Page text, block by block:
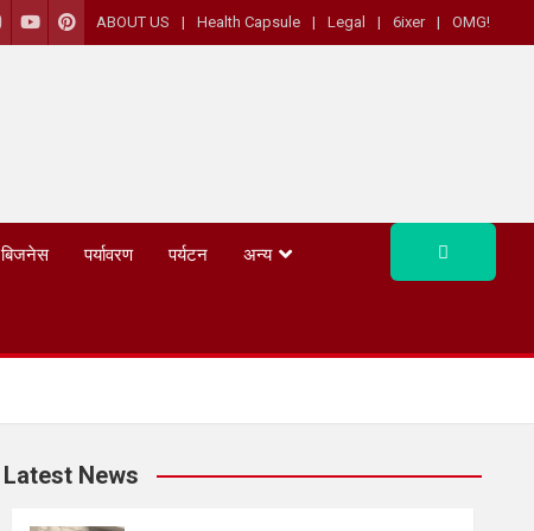
ABOUT US Health Capsule Legal 6ixer OMG!
बिजनेस पर्यावरण पर्यटन अन्य
Latest News